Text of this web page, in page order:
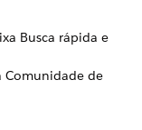
Busca rápida e
Comunidade de